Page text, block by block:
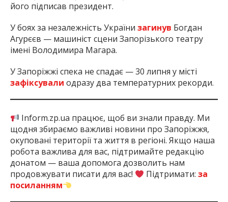
його підписав президент.
У боях за незалежність України загинув Богдан
Агурєєв — машиніст сцени Запорізького театру
імені Володимира Магара.
У Запоріжжі спека не спадає — 30 липня у місті
зафіксували одразу два температурних рекорди.
Inform.zp.ua працює, щоб ви знали правду. Ми
щодня збираємо важливі новини про Запоріжжя,
окуповані території та життя в регіоні. Якщо наша
робота важлива для вас, підтримайте редакцію
донатом — ваша допомога дозволить нам
продовжувати писати для вас!
Підтримати:за
посиланням